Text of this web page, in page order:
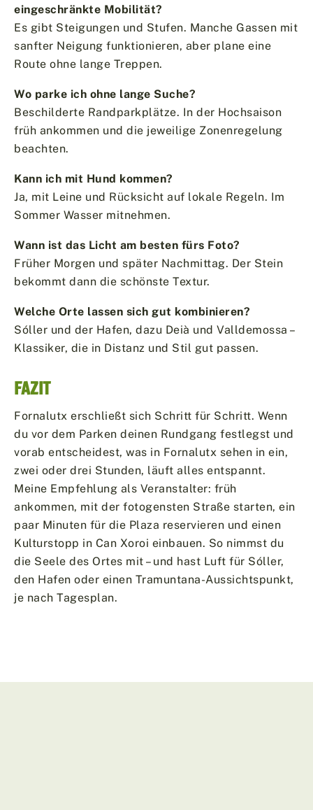
eingeschränkte Mobilität?
Es gibt Steigungen und Stufen. Manche Gassen mit
sanfter Neigung funktionieren, aber plane eine
Route ohne lange Treppen.
Wo parke ich ohne lange Suche?
Beschilderte Randparkplätze. In der Hochsaison
früh ankommen und die jeweilige Zonenregelung
beachten.
Kann ich mit Hund kommen?
Ja, mit Leine und Rücksicht auf lokale Regeln. Im
Sommer Wasser mitnehmen.
Wann ist das Licht am besten fürs Foto?
Früher Morgen und später Nachmittag. Der Stein
bekommt dann die schönste Textur.
Welche Orte lassen sich gut kombinieren?
Sóller und der Hafen, dazu Deià und Valldemossa –
Klassiker, die in Distanz und Stil gut passen.
FAZIT
Fornalutx erschließt sich Schritt für Schritt. Wenn
du vor dem Parken deinen Rundgang festlegst und
vorab entscheidest, was in Fornalutx sehen in ein,
zwei oder drei Stunden, läuft alles entspannt.
Meine Empfehlung als Veranstalter: früh
ankommen, mit der fotogensten Straße starten, ein
paar Minuten für die Plaza reservieren und einen
Kulturstopp in Can Xoroi einbauen. So nimmst du
die Seele des Ortes mit – und hast Luft für Sóller,
den Hafen oder einen Tramuntana-Aussichtspunkt,
je nach Tagesplan.